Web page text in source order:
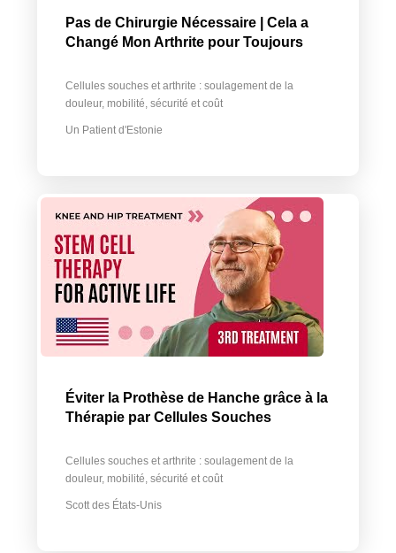
Pas de Chirurgie Nécessaire | Cela a
Changé Mon Arthrite pour Toujours
Cellules souches et arthrite : soulagement de la
douleur, mobilité, sécurité et coût
Un Patient d'Estonie
Éviter la Prothèse de Hanche grâce à la
Thérapie par Cellules Souches
Cellules souches et arthrite : soulagement de la
douleur, mobilité, sécurité et coût
Scott des États-Unis